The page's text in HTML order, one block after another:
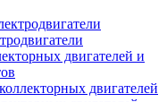
двигателей и
двигателей